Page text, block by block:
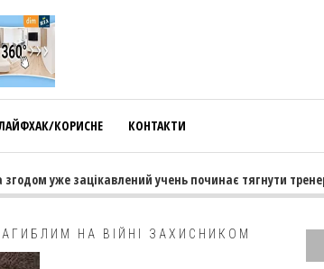
КОРИСНЕ КОНТАКТИ
уже зацікавлений учень починає тягнути тренера»
НА ВІЙНІ ЗАХИСНИКОМ